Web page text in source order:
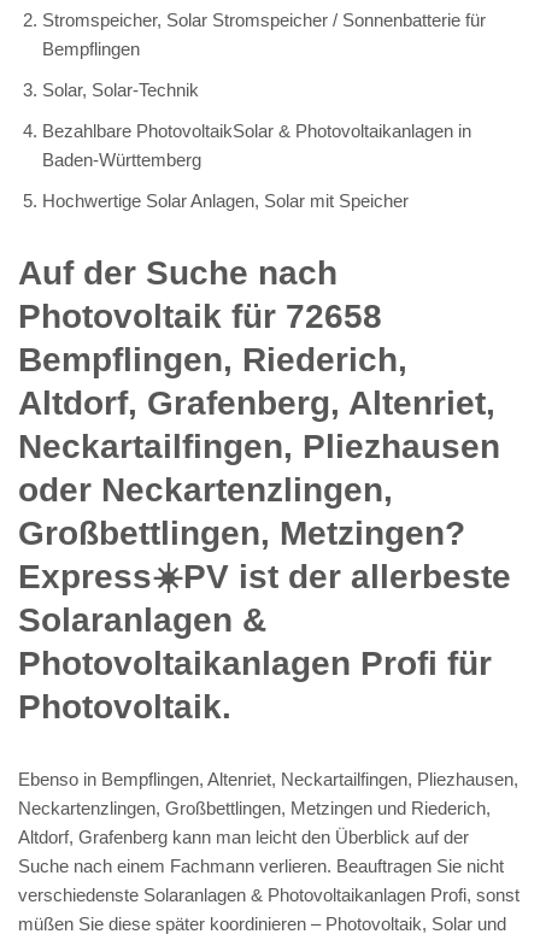
Stromspeicher, Solar Stromspeicher / Sonnenbatterie für
Bempflingen
Solar, Solar-Technik
Bezahlbare PhotovoltaikSolar & Photovoltaikanlagen in
Baden-Württemberg
Hochwertige Solar Anlagen, Solar mit Speicher
Auf der Suche nach
Photovoltaik für 72658
Bempflingen, Riederich,
Altdorf, Grafenberg, Altenriet,
Neckartailfingen, Pliezhausen
oder Neckartenzlingen,
Großbettlingen, Metzingen?
Express☀️PV️ ist der allerbeste
Solaranlagen &
Photovoltaikanlagen Profi für
Photovoltaik.
Ebenso in Bempflingen, Altenriet, Neckartailfingen, Pliezhausen,
Neckartenzlingen, Großbettlingen, Metzingen und Riederich,
Altdorf, Grafenberg kann man leicht den Überblick auf der
Suche nach einem Fachmann verlieren. Beauftragen Sie nicht
verschiedenste Solaranlagen & Photovoltaikanlagen Profi, sonst
müßen Sie diese später koordinieren – Photovoltaik, Solar und